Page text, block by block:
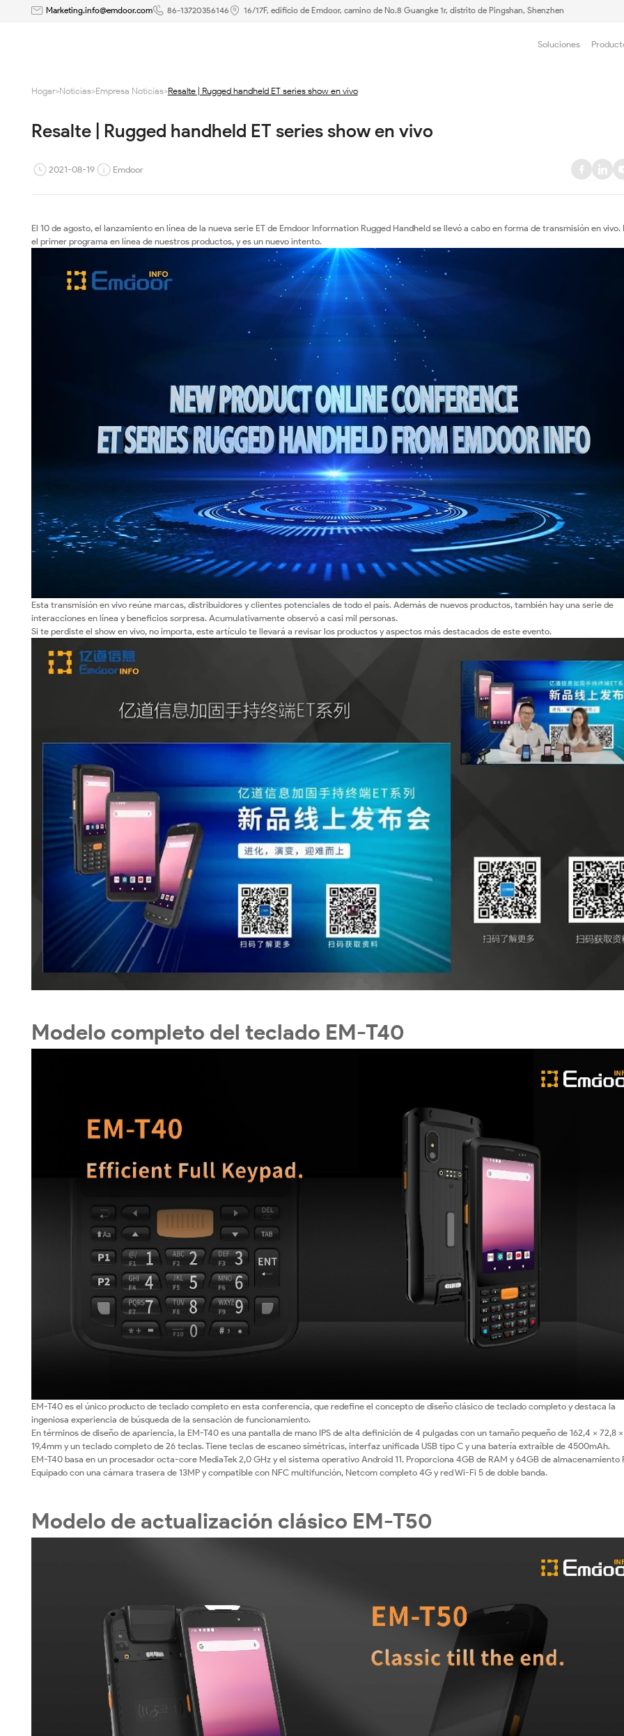
Resalte
handheld
series
show
vivo
Marketing.info@emdoor.com 86-13720356146 16/17F, edificio de Emdoor, camino de No.8 Guangke 1r, distrito de Pingshan, Shenzhen
Soluciones
Hogar>Noticias>Empresa Noticias>Resalte | Rugged handheld ET series show en vivo
Resalte | Rugged handheld ET series show en vivo
2021-08-19 Emdoor
El 10 de agosto, el lanzamiento en línea de la nueva serie ET de Emdoor Information Rugged Handheld se llevó a cabo en forma de transmisión en vivo.
el primer programa en línea de nuestros productos, y es un nuevo intento.
Esta transmisión en vivo reúne marcas, distribuidores y clientes potenciales de todo el país. Además de nuevos productos, también hay una serie de
interacciones en línea y beneficios sorpresa. Acumulativamente observó a casi mil personas.
Si te perdiste el show en vivo, no importa, este artículo te llevará a revisar los productos y aspectos más destacados de este evento.
Modelo completo del teclado EM-T40
EM-T40 es el único producto de teclado completo en esta conferencia, que redefine el concepto de diseño clásico de teclado completo y destaca la
ingeniosa experiencia de búsqueda de la sensación de funcionamiento.
En términos de diseño de apariencia, la EM-T40 es una pantalla de mano IPS de alta definición de 4 pulgadas con un tamaño pequeño de 162,4 × 72,8 ×
19,4mm y un teclado completo de 26 teclas. Tiene teclas de escaneo simétricas, interfaz unificada USB tipo C y una batería extraíble de 4500mAh.
EM-T40 basa en un procesador octa-core MediaTek 2,0 GHz y el sistema operativo Android 11. Proporciona 4GB de RAM y 64GB de almacenamiento
Equipado con una cámara trasera de 13MP y compatible con NFC multifunción, Netcom completo 4G y red Wi-Fi 5 de doble banda.
Modelo de actualización clásico EM-T50